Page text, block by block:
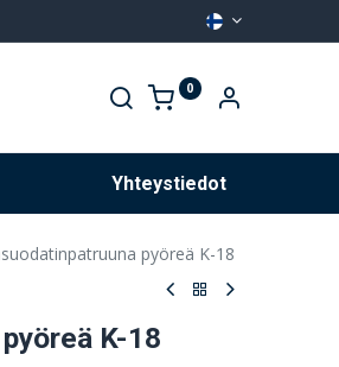
0
Yhteystiedot
pyöreä K-18
K-18